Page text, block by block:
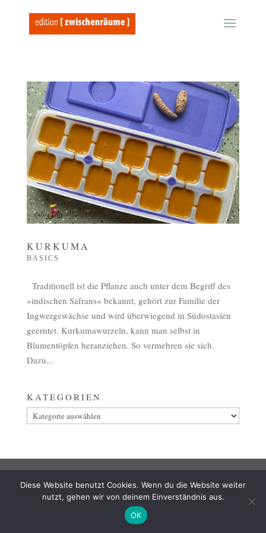
KURKUMA
BASICS
Traditionell ist die Pflanze auch unter dem Begriff des
»indischen Safrans« bekannt, gehört zur Familie der
Ingwergewächse und wird überwiegend in Südostasien
geerntet. Kurkumawurzeln, kann man selbst in
Blumentöpfen heranziehen. So vermehren sie sich.
Dazu...
KATEGORIEN
Kategorien
WIDERRUF
IMPRESSUM DATENSCHUTZ
Diese Website benutzt Cookies. Wenn du die Website weiter
nutzt, gehen wir von deinem Einverständnis aus.
OK